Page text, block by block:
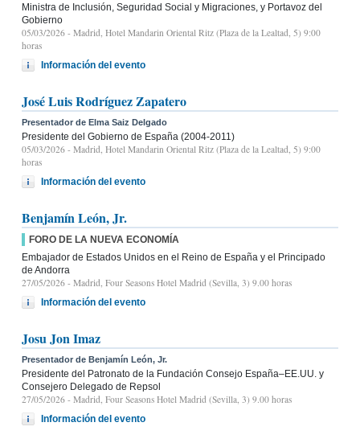
Ministra de Inclusión, Seguridad Social y Migraciones, y Portavoz del
Gobierno
05/03/2026 - Madrid, Hotel Mandarin Oriental Ritz (Plaza de la Lealtad, 5) 9:00
horas
Información del evento
José Luis Rodríguez Zapatero
Presentador de Elma Saiz Delgado
Presidente del Gobierno de España (2004-2011)
05/03/2026 - Madrid, Hotel Mandarin Oriental Ritz (Plaza de la Lealtad, 5) 9:00
horas
Información del evento
Benjamín León, Jr.
FORO DE LA NUEVA ECONOMÍA
Embajador de Estados Unidos en el Reino de España y el Principado
de Andorra
27/05/2026 - Madrid, Four Seasons Hotel Madrid (Sevilla, 3) 9.00 horas
Información del evento
Josu Jon Imaz
Presentador de Benjamín León, Jr.
Presidente del Patronato de la Fundación Consejo España–EE.UU. y
Consejero Delegado de Repsol
27/05/2026 - Madrid, Four Seasons Hotel Madrid (Sevilla, 3) 9.00 horas
Información del evento